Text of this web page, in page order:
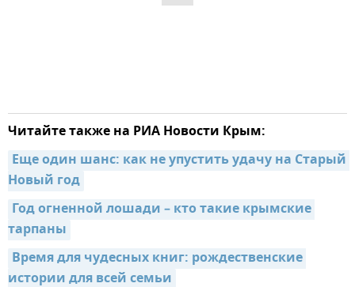
Читайте также на РИА Новости Крым:
Еще один шанс: как не упустить удачу на Старый
Новый год
Год огненной лошади – кто такие крымские
тарпаны
Время для чудесных книг: рождественские
истории для всей семьи